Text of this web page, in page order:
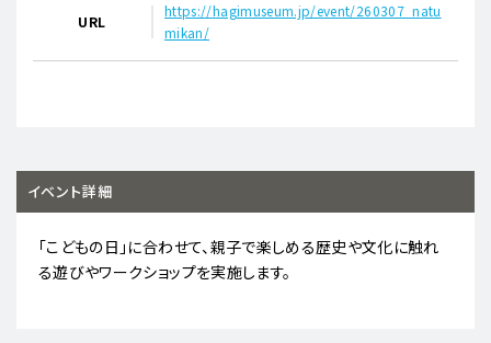
URL
https://hagimuseum.jp/event/260307_natu
mikan/
イベント詳細
「こどもの日」に合わせて、親子で楽しめる歴史や文化に触れ
る遊びやワークショップを実施します。